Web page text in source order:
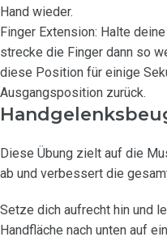
Hand wieder.
Finger Extension: Halte
strecke die Finger dann so
diese Position für einige
Ausgangsposition zurück.
Diese Übung zielt auf die
ab und verbessert die
Setze dich aufrecht hin und
Handfläche nach unten auf